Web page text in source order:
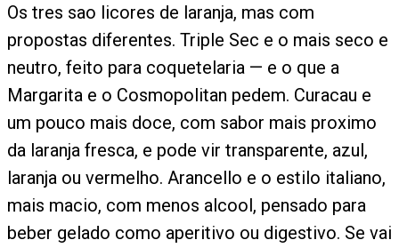
Os tres sao licores de laranja, mas com
propostas diferentes. Triple Sec e o mais seco e
neutro, feito para coquetelaria — e o que a
Margarita e o Cosmopolitan pedem. Curacau e
um pouco mais doce, com sabor mais proximo
da laranja fresca, e pode vir transparente, azul,
laranja ou vermelho. Arancello e o estilo italiano,
mais macio, com menos alcool, pensado para
beber gelado como aperitivo ou digestivo. Se vai